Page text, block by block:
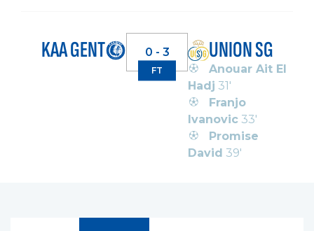
KAA GENT 0 - 3
FT
UNION SG
Anouar Ait El
Hadj 31'
Franjo
Ivanovic 33'
Promise
David 39'